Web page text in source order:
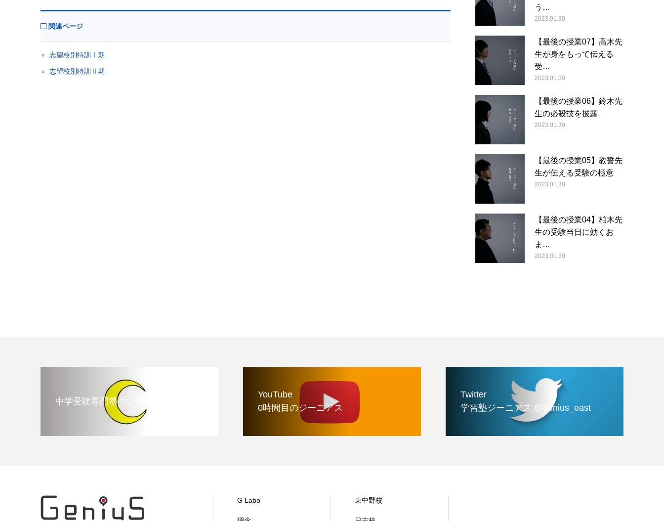
関連ページ
志望校別特訓Ⅰ期
志望校別特訓Ⅱ期
う…
2023.01.30
【最後の授業07】高木先
生が身をもって伝える
受…
2023.01.30
【最後の授業06】鈴木先
生の必殺技を披露
2023.01.30
【最後の授業05】教誓先
生が伝える受験の極意
2023.01.30
【最後の授業04】柏木先
生の受験当日に効くお
ま…
2023.01.30
中学受験専門塾クレセント
YouTube
0時間目のジーニアス
Twitter
学習塾ジーニアス @genius_east
G Labo 東中野校